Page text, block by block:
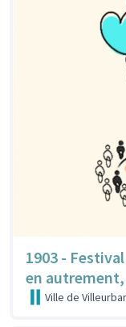
1903 -
en
Ville de